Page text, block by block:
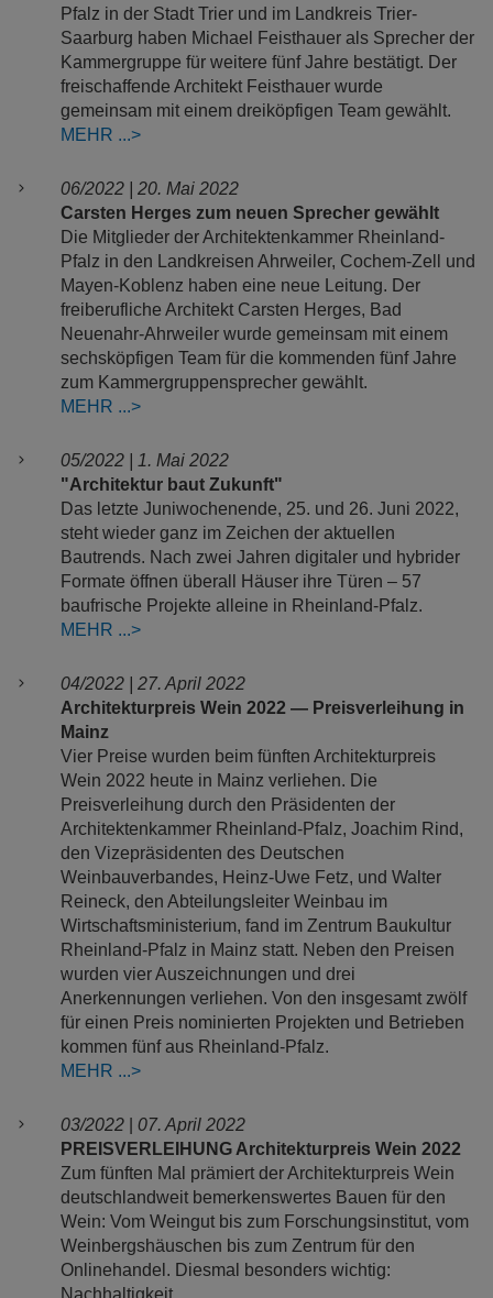
Pfalz in der Stadt Trier und im Landkreis Trier-
Saarburg haben Michael Feisthauer als Sprecher der
Kammergruppe für weitere fünf Jahre bestätigt. Der
freischaffende Architekt Feisthauer wurde
gemeinsam mit einem dreiköpfigen Team gewählt.
MEHR
06/2022 | 20. Mai 2022
Carsten Herges zum neuen Sprecher gewählt
Die Mitglieder der Architektenkammer Rheinland-
Pfalz in den Landkreisen Ahrweiler, Cochem-Zell und
Mayen-Koblenz haben eine neue Leitung. Der
freiberufliche Architekt Carsten Herges, Bad
Neuenahr-Ahrweiler wurde gemeinsam mit einem
sechsköpfigen Team für die kommenden fünf Jahre
zum Kammergruppensprecher gewählt.
MEHR
05/2022 | 1. Mai 2022
"Architektur baut Zukunft"
Das letzte Juniwochenende, 25. und 26. Juni 2022,
steht wieder ganz im Zeichen der aktuellen
Bautrends. Nach zwei Jahren digitaler und hybrider
Formate öffnen überall Häuser ihre Türen – 57
baufrische Projekte alleine in Rheinland-Pfalz.
MEHR
04/2022 | 27. April 2022
Architekturpreis Wein 2022 ­­— Preisverleihung in
Mainz
Vier Preise wurden beim fünften Architekturpreis
Wein 2022 heute in Mainz verliehen. Die
Preisverleihung durch den Präsidenten der
Architektenkammer Rheinland-Pfalz, Joachim Rind,
den Vizepräsidenten des Deutschen
Weinbauverbandes, Heinz-Uwe Fetz, und Walter
Reineck, den Abteilungsleiter Weinbau im
Wirtschaftsministerium, fand im Zentrum Baukultur
Rheinland-Pfalz in Mainz statt. Neben den Preisen
wurden vier Auszeichnungen und drei
Anerkennungen verliehen. Von den insgesamt zwölf
für einen Preis nominierten Projekten und Betrieben
kommen fünf aus Rheinland-Pfalz.
MEHR
03/2022
07. April 2022
PREISVERLEIHUNG Architekturpreis Wein 2022
Zum fünften Mal prämiert der Architekturpreis Wein
deutschlandweit bemerkenswertes Bauen für den
Wein: Vom Weingut bis zum Forschungsinstitut, vom
Weinbergshäuschen bis zum Zentrum für den
Onlinehandel. Diesmal besonders wichtig:
Nachhaltigkeit.